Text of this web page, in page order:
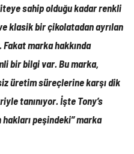
sahip olduğu kadar renkli
klasik bir çikolatadan ayrılan
marka hakkında
bir bilgi var. Bu marka,
üretim süreçlerine karşı dik
tanınıyor. İşte Tony’s
peşindeki’’ marka